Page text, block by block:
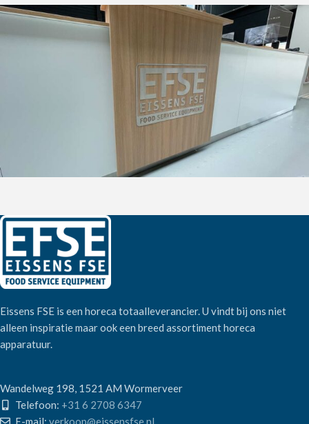
Eissens FSE is een horeca totaalleverancier. U vindt bij ons niet
alleen inspiratie maar ook een breed assortiment horeca
apparatuur.
Wandelweg 198, 1521 AM Wormerveer
Telefoon: +31 6 2708 6347
E-mail: verkoop@eissensfse.nl